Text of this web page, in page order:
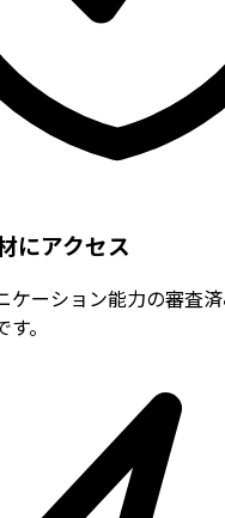
にアクセス
ケーション能力の審査済
。